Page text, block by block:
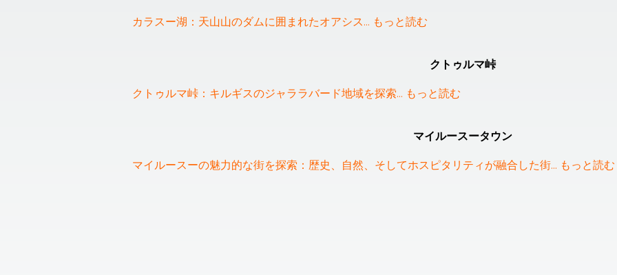
カラスー湖：天山山のダムに囲まれたオアシス... もっと読む
クトゥルマ峠
クトゥルマ峠：キルギスのジャララバード地域を探索... もっと読む
マイルースータウン
マイルースーの魅力的な街を探索：歴史、自然、そしてホスピタリティが融合した街... もっと読む